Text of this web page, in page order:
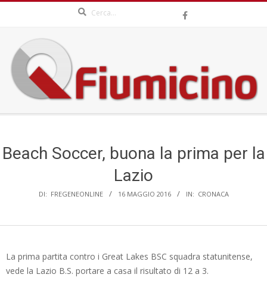
content
QFIUMICINO.COM
Menu
Beach Soccer, buona la prima per la
Lazio
DI: FREGENEONLINE 16 MAGGIO 2016 IN: CRONACA
La prima partita contro i Great Lakes BSC squadra statunitense,
vede la Lazio B.S. portare a casa il risultato di 12 a 3.